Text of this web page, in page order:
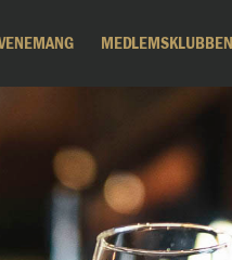
MEDLEMSKLUBBEN